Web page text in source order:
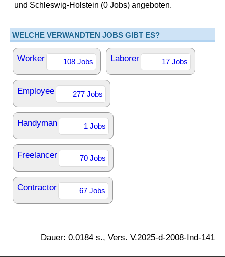
und Schleswig-Holstein (0 Jobs) angeboten.
WELCHE VERWANDTEN JOBS GIBT ES?
Worker 108 Jobs Laborer 17 Jobs
Employee 277 Jobs
Handyman 1 Jobs
Freelancer 70 Jobs
Contractor 67 Jobs
Dauer: 0.0184 s., Vers. V.2025-d-2008-Ind-141